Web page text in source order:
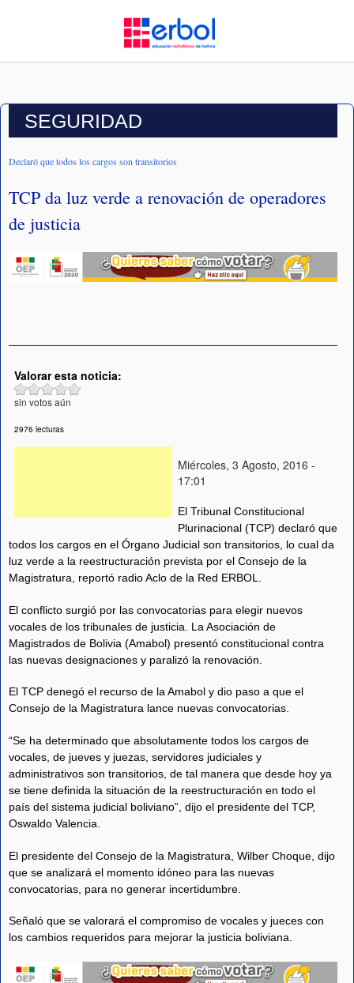
SEGURIDAD
Declaró que todos los cargos son transitorios
TCP da luz verde a renovación de operadores
de justicia
Valorar esta noticia:
sin votos aún
2976 lecturas
Miércoles, 3 Agosto, 2016 -
17:01
El Tribunal Constitucional
Plurinacional (TCP) declaró que
todos los cargos en el Órgano Judicial son transitorios, lo cual da
luz verde a la reestructuración prevista por el Consejo de la
Magistratura, reportó radio Aclo de la Red ERBOL.
El conflicto surgió por las convocatorias para elegir nuevos
vocales de los tribunales de justicia. La Asociación de
Magistrados de Bolivia (Amabol) presentó constitucional contra
las nuevas designaciones y paralizó la renovación.
El TCP denegó el recurso de la Amabol y dio paso a que el
Consejo de la Magistratura lance nuevas convocatorias.
“Se ha determinado que absolutamente todos los cargos de
vocales, de jueves y juezas, servidores judiciales y
administrativos son transitorios, de tal manera que desde hoy ya
se tiene definida la situación de la reestructuración en todo el
país del sistema judicial boliviano”, dijo el presidente del TCP,
Oswaldo Valencia.
El presidente del Consejo de la Magistratura, Wilber Choque, dijo
que se analizará el momento idóneo para las nuevas
convocatorias, para no generar incertidumbre.
Señaló que se valorará el compromiso de vocales y jueces con
los cambios requeridos para mejorar la justicia boliviana.